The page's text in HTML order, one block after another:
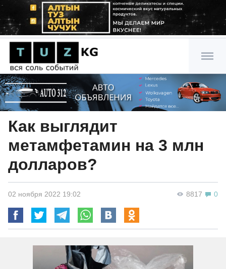
Как выглядит
метамфетамин на 3 млн
долларов?
8817 0
02 ноября 2022 19:02